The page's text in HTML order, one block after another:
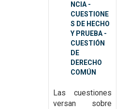
NCIA -
CUESTIONE
S DE HECHO
Y PRUEBA -
CUESTIÓN
DE
DERECHO
COMÚN
Las cuestiones
versan sobre